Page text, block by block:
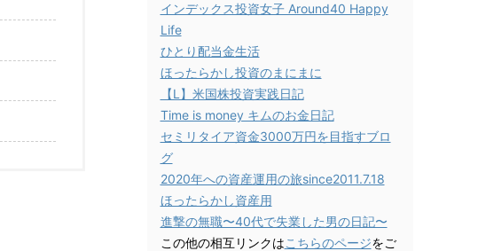
インデックス投資女子 Around40 Happy
Life
ひとり配当金生活
ほったらかし投資のまにまに
【L】米国株投資実践日記
Time is money キムのお金日記
セミリタイア資金3000万円を目指すブロ
グ
2020年への資産運用の旅since2011.7.18
ほったらかし資産用
進撃の無職〜40代で失業した男の日記〜
この他の相互リンクはこちらのページをご